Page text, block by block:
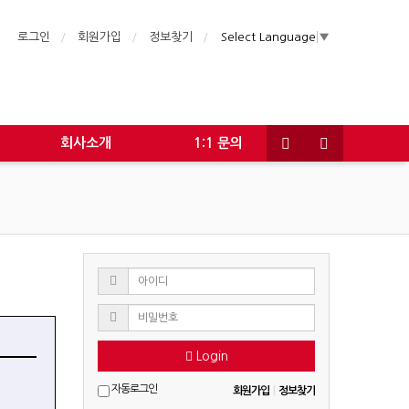
로그인 회원가입 정보찾기 Select Language ▼
회사소개 1:1 문의
Login
자동로그인 회원가입 정보찾기